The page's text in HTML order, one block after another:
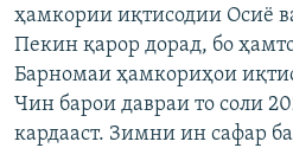
ҳамкории иқтисодии Осиё
Пекин қарор дорад, бо
Барномаи ҳамкориҳои
Чин барои давраи то соли
кардааст. Зимни ин сафар